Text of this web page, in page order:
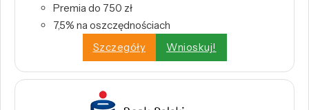
Premia do 750 zł
7,5% na oszczędnościach
Szczegóły
Wnioskuj!